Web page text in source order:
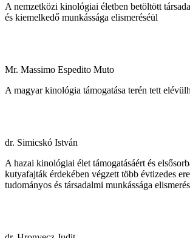
A nemzetközi kinológiai életben betöltött
és kiemelkedő munkássága elismeréséül
Mr. Massimo Espedito Muto
A magyar kinológia támogatása terén tett
dr. Simicskó István
A hazai kinológiai élet támogatásáért és
kutyafajták érdekében végzett több évtizedes
tudományos és társadalmi munkássága